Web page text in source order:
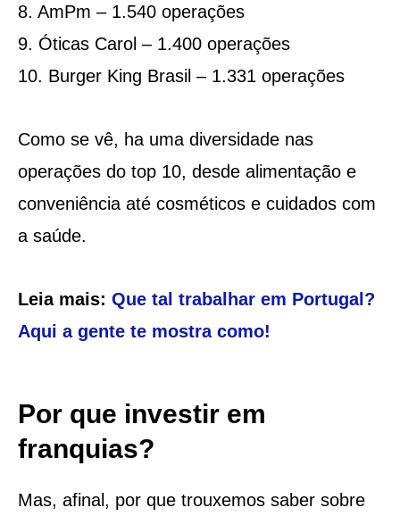
8. AmPm – 1.540 operações
9. Óticas Carol – 1.400 operações
10. Burger King Brasil – 1.331 operações
Como se vê, ha uma diversidade nas
operações do top 10, desde alimentação e
conveniência até cosméticos e cuidados com
a saúde.
Leia mais: Que tal trabalhar em Portugal?
Aqui a gente te mostra como!
Por que investir em
franquias?
Mas, afinal, por que trouxemos saber sobre